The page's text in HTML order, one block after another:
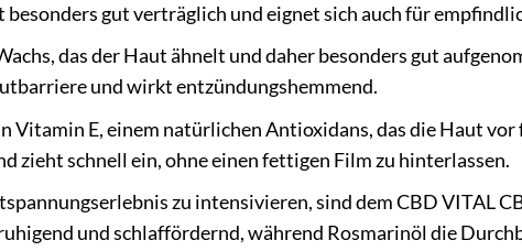
gut verträglich und eignet sich auch für
das der Haut ähnelt und daher besonders gut
und wirkt entzündungshemmend.
Vitamin E, einem natürlichen Antioxidans, das die Haut
zieht schnell ein, ohne einen fettigen Film zu hinterlassen.
zu intensivieren, sind dem CBD VITAL
und schlaffördernd, während Rosmarinöl die